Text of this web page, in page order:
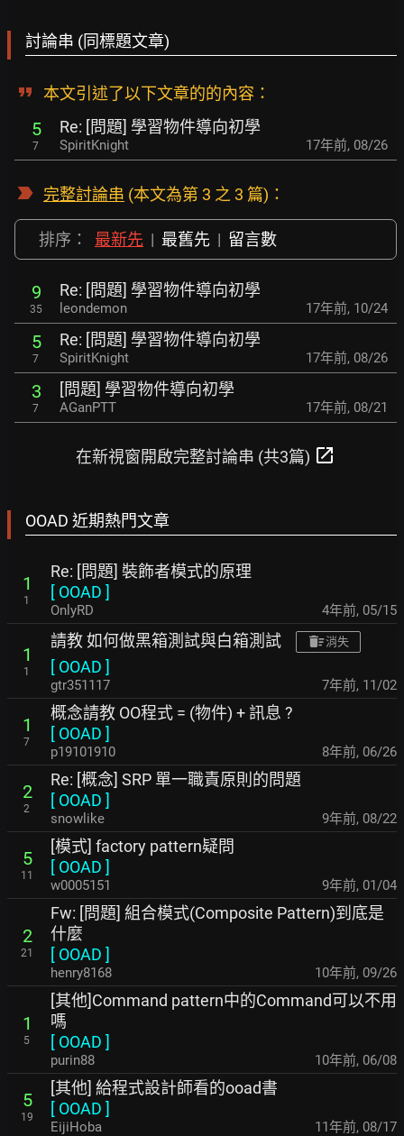
討論串 (同標題文章)
本文引述了以下文章的的內容：
5
7
Re: [問題] 學習物件導向初學
SpiritKnight 17年前, 08/26
完整討論串 (本文為第 3 之 3 篇)：
排序： 最新先 | 最舊先 | 留言數
9
35
Re: [問題] 學習物件導向初學
leondemon 17年前, 10/24
5
7
Re: [問題] 學習物件導向初學
SpiritKnight 17年前, 08/26
3
7
[問題] 學習物件導向初學
AGanPTT 17年前, 08/21
在新視窗開啟完整討論串 (共3篇) open_in_new
OOAD 近期熱門文章
1
1
Re: [問題] 裝飾者模式的原理
[ OOAD ]
OnlyRD 4年前, 05/15
1
1
請教 如何做黑箱測試與白箱測試 消失
[ OOAD ]
gtr351117 7年前, 11/02
1
7
概念請教 OO程式 = (物件) + 訊息 ?
[ OOAD ]
p19101910 8年前, 06/26
2
2
Re: [概念] SRP 單一職責原則的問題
[ OOAD ]
snowlike 9年前, 08/22
5
11
[模式] factory pattern疑問
[ OOAD ]
w0005151 9年前, 01/04
2
21
Fw: [問題] 組合模式(Composite Pattern)到底是
什麼
[ OOAD ]
henry8168 10年前, 09/26
1
5
[其他]Command pattern中的Command可以不用
嗎
[ OOAD ]
purin88 10年前, 06/08
5
19
[其他] 給程式設計師看的ooad書
[ OOAD ]
EijiHoba 11年前, 08/17